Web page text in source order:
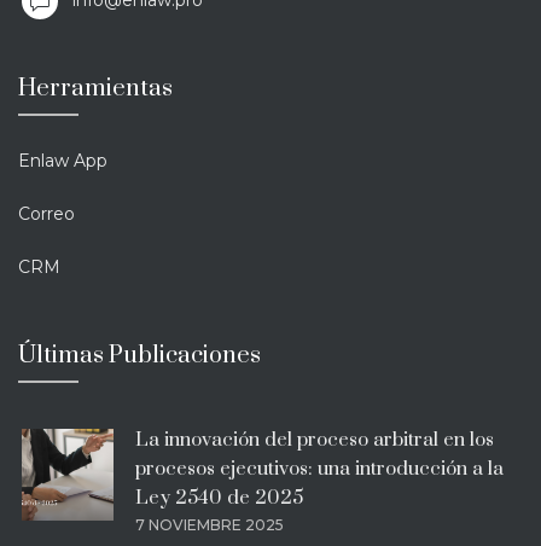
Herramientas
Enlaw App
Correo
CRM
Últimas Publicaciones
La innovación del proceso arbitral en los
procesos ejecutivos: una introducción a la
Ley 2540 de 2025
7 NOVIEMBRE 2025